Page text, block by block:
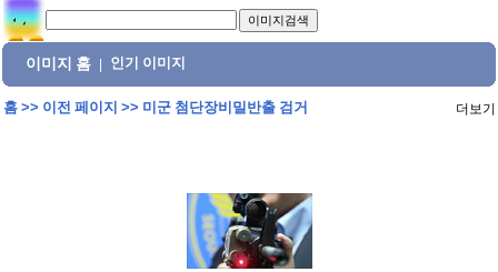
이미지 홈 인기 이미지
홈>> 이전 페이지 >> 미군 첨단장비밀반출 검거 더보기